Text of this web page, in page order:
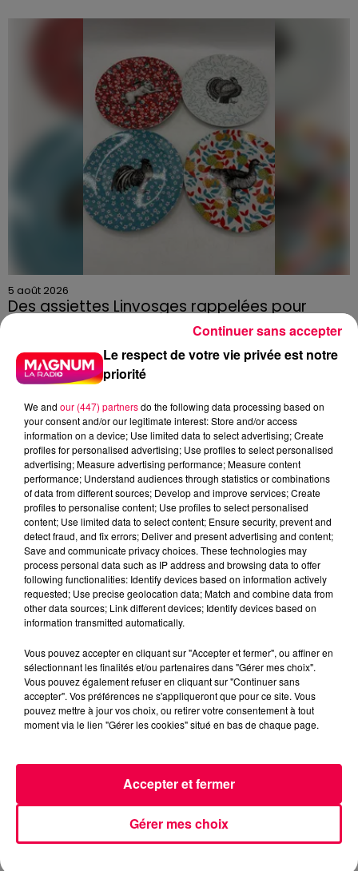
5 août 2026
Des assiettes Linvosges rappelées pour
Du plomb a été détecté dans deux assiettes en
céramique vendues entre 2020 et 2022 par Linvosges.
3 août 2026
PRÉVIFEUX : "il faut avoir une culture du risque"
dans les Vosges
Le respect de votre vie privée est notre
priorité
We and our (447) partnersdo the following data processing based on
your consent and/or our legitimate interest: Store and/or access
information on a device; Use limited data to select advertising; Create
profiles for personalised advertising; Use profiles to select personalised
advertising; Measure advertising performance; Measure content
performance; Understand audiences through statistics or combinations
of data from different sources; Develop and improve services; Create
profiles to personalise content; Use profiles to select personalised
content; Use limited data to select content; Ensure security, prevent and
detect fraud, and fix errors; Deliver and present advertising and content;
Save and communicate privacy choices. These technologies may
process personal data such as IP address and browsing data to offer
following functionalities: Identify devices based on information actively
requested; Use precise geolocation data; Match and combine data from
other data sources; Link different devices; Identify devices based on
information transmitted automatically.
Vous pouvez accepter en cliquant sur "Accepter et fermer", ou affiner en
sélectionnant les finalités et/ou partenaires dans "Gérer mes choix".
Vous pouvez également refuser en cliquant sur "Continuer sans
accepter". Vos préférences ne s'appliqueront que pour ce site. Vous
pouvez mettre à jour vos choix, ou retirer votre consentement à tout
moment via le lien "Gérer les cookies" situé en bas de chaque page.
Gérer mes choix
Accepter et fermer
Continuer sans accepter